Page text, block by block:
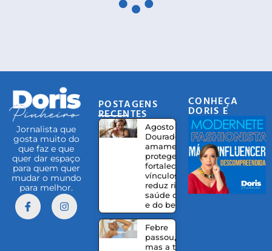
Jornalista que
gosta muito do
que faz e que
quer dar espaço
para quem quer
mudar o mundo
para melhor.
POSTAGENS
RECENTES
Agosto
Dourado:
amamentação
protege,
fortalece
vínculos e
reduz riscos à
saúde da mãe
e do bebê
Febre
passou,
mas a tosse
CONHEÇA
DORIS E
EQUIPE